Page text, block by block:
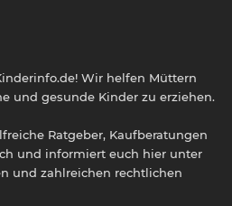
Wir helfen Müttern
und gesunde Kinder zu erziehen.
Ratgeber, Kaufberatungen
und informiert euch hier unter
und zahlreichen rechtlichen